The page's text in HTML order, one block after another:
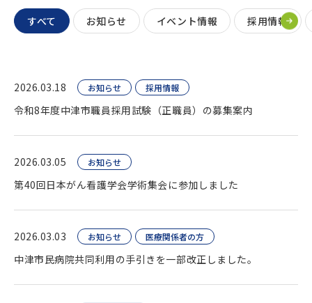
すべて お知らせ イベント情報 採用情報
2026.03.18 お知らせ 採用情報
令和8年度中津市職員採用試験（正職員）の募集案内
2026.03.05 お知らせ
第40回日本がん看護学会学術集会に参加しました
2026.03.03 お知らせ 医療関係者の方
中津市民病院共同利用の手引きを一部改正しました。